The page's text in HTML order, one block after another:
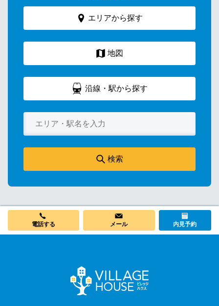
エリアから探す
地図
沿線・駅から探す
検索
電話する メール 内見予約